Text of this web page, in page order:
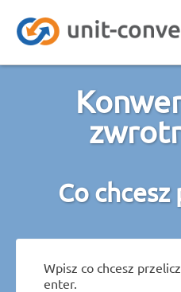
Co chcesz
Wpisz co chcesz
enter.